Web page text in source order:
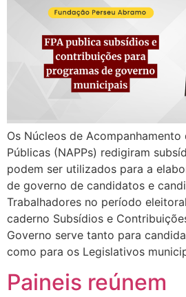
Os Núcleos de Acompanhamento
Públicas (NAPPs) redigiram
podem ser utilizados para a
de governo de candidatos e
Trabalhadores no período
caderno Subsídios e
Governo serve tanto para
como para os Legislativos
Paineis reúnem